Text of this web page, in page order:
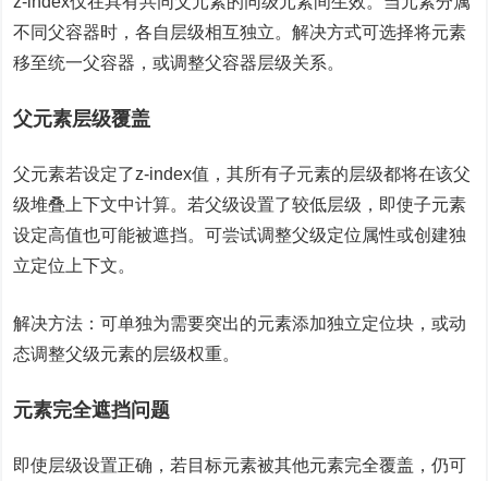
不同父容器时，各自层级相互独立。解决方式可选择将元素
移至统一父容器，或调整父容器层级关系。
父元素层级覆盖
父元素若设定了z-index值，其所有子元素的层级都将在该父
级堆叠上下文中计算。若父级设置了较低层级，即使子元素
设定高值也可能被遮挡。可尝试调整父级定位属性或创建独
立定位上下文。
解决方法：可单独为需要突出的元素添加独立定位块，或动
态调整父级元素的层级权重。
元素完全遮挡问题
即使层级设置正确，若目标元素被其他元素完全覆盖，仍可